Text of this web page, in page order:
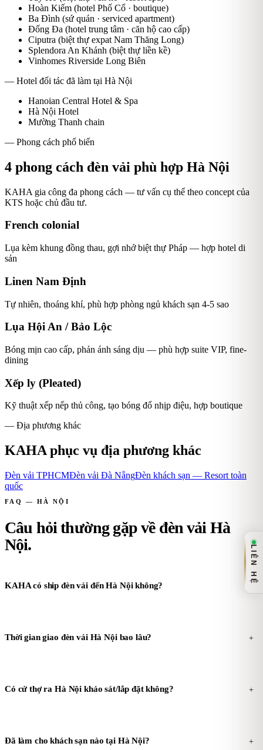
Hoàn Kiếm (hotel Phố Cổ · boutique)
Ba Đình (sứ quán · serviced apartment)
Đống Đa (hotel trung tâm · căn hộ cao cấp)
Ciputra (biệt thự expat Nam Thăng Long)
Splendora An Khánh (biệt thự liền kề)
Vinhomes Riverside Long Biên
— Hotel đối tác đã làm tại Hà Nội
Hanoian Central Hotel & Spa
Hà Nội Hotel
Mường Thanh chain
— Phong cách phổ biến
4 phong cách đèn vải phù hợp Hà Nội
KAHA gia công đa phong cách — tư vấn cụ thể theo concept của
KTS hoặc chủ đầu tư.
French colonial
Lụa kèm khung đồng thau, gợi nhớ biệt thự Pháp — hợp hotel di
sản
Linen Nam Định
Tự nhiên, thoáng khí, phù hợp phòng ngủ khách sạn 4-5 sao
Lụa Hội An / Bảo Lộc
Bóng mịn cao cấp, phản ánh sáng dịu — phù hợp suite VIP, fine-
dining
Xếp ly (Pleated)
Kỹ thuật xếp nếp thủ công, tạo bóng đổ nhịp điệu, hợp boutique
— Địa phương khác
KAHA phục vụ địa phương khác
Đèn vải TPHCMĐèn vải Đà NẵngĐèn khách sạn — Resort toàn
quốc
FAQ — HÀ NỘI
Câu hỏi thường gặp về đèn vải Hà
Nội.
KAHA có ship đèn vải đến Hà Nội không?
Thời gian giao đèn vải Hà Nội bao lâu? +
Có cử thợ ra Hà Nội khảo sát/lắp đặt không? +
Đã làm cho khách sạn nào tại Hà Nội? +
LIÊN HỆ